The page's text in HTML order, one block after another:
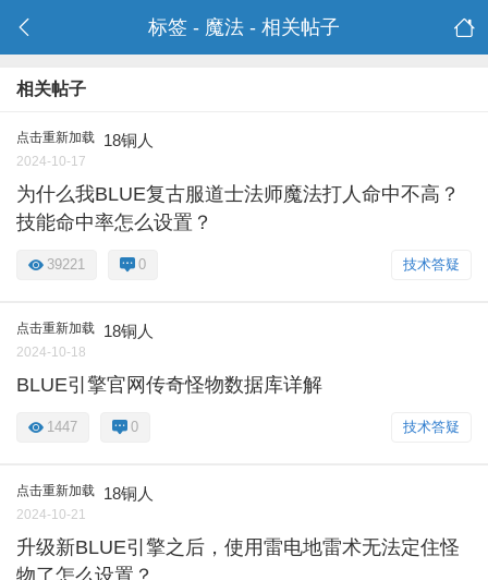
标签 - 魔法 - 相关帖子
相关帖子
点击重新加载 18铜人
2024-10-17
为什么我BLUE复古服道士法师魔法打人命中不高？
技能命中率怎么设置？
技术答疑
39221 0
点击重新加载 18铜人
2024-10-18
BLUE引擎官网传奇怪物数据库详解
技术答疑
1447 0
点击重新加载 18铜人
2024-10-21
升级新BLUE引擎之后，使用雷电地雷术无法定住怪
物了怎么设置？